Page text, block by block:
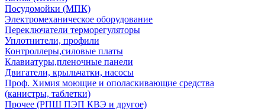
Посудомойки (МПК)
Электромеханическое оборудование
Переключатели терморегуляторы
Уплотнители, профили
Контроллеры,силовые платы
Клавиатуры,пленочные панели
Двигатели, крыльчатки, насосы
Проф. Химия моющие и ополаскивающие средства
(канистры, таблетки)
Прочее (РПШ ПЭП КВЭ и другое)